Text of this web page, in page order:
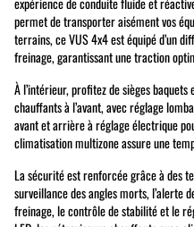
permet de transporter aisément vos
terrains, ce VUS 4x4 est équipé d’un
freinage, garantissant une traction
À l’intérieur, profitez de sièges
chauffants à l’avant, avec réglage
avant et arrière à réglage électrique
climatisation multizone assure une
La sécurité est renforcée grâce à des
surveillance des angles morts, l’alerte
freinage, le contrôle de stabilité et le